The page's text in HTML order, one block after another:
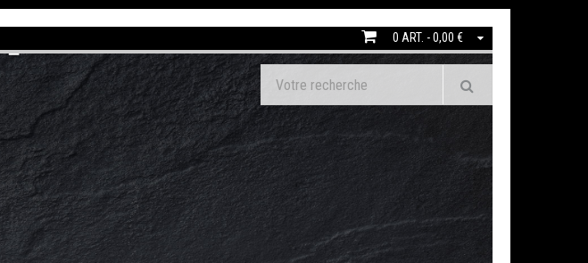
0 ART. - 0,00 €